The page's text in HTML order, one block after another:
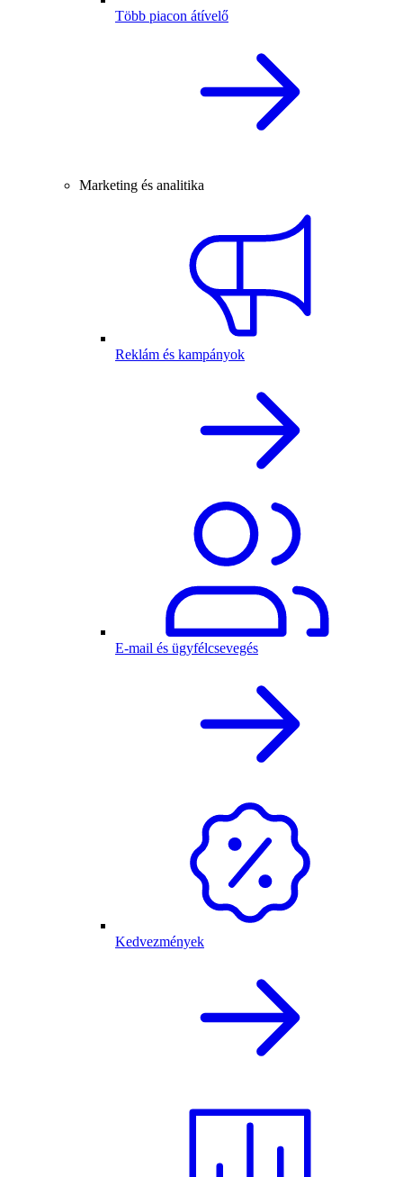
Több piacon átívelő
Marketing és analitika
Reklám és kampányok
E-mail és ügyfélcsevegés
Kedvezmények